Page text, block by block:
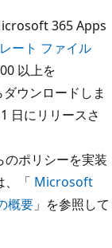
365 Apps
ート ファイル
以上を
ウンロードしま
日にリリースさ
のポリシーを実装
、「 Microsoft
概要 」を参照して